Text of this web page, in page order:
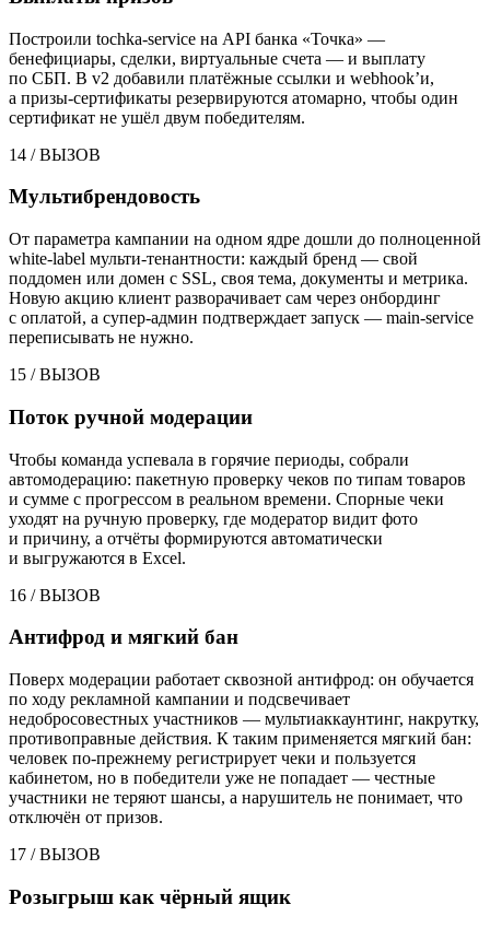
Построили tochka-service на API банка «Точка» —
бенефициары, сделки, виртуальные счета — и выплату
по СБП. В v2 добавили платёжные ссылки и webhook’и,
а призы-сертификаты резервируются атомарно, чтобы один
сертификат не ушёл двум победителям.
14 /ВЫЗОВ
Мультибрендовость
От параметра кампании на одном ядре дошли до полноценной
white-label мульти-тенантности: каждый бренд — свой
поддомен или домен с SSL, своя тема, документы и метрика.
Новую акцию клиент разворачивает сам через онбординг
с оплатой, а супер-админ подтверждает запуск — main-service
переписывать не нужно.
15 /ВЫЗОВ
Поток ручной модерации
Чтобы команда успевала в горячие периоды, собрали
автомодерацию: пакетную проверку чеков по типам товаров
и сумме с прогрессом в реальном времени. Спорные чеки
уходят на ручную проверку, где модератор видит фото
и причину, а отчёты формируются автоматически
и выгружаются в Excel.
16 /ВЫЗОВ
Антифрод и мягкий бан
Поверх модерации работает сквозной антифрод: он обучается
по ходу рекламной кампании и подсвечивает
недобросовестных участников — мультиаккаунтинг, накрутку,
противоправные действия. К таким применяется мягкий бан:
человек по-прежнему регистрирует чеки и пользуется
кабинетом, но в победители уже не попадает — честные
участники не теряют шансы, а нарушитель не понимает, что
отключён от призов.
17 /ВЫЗОВ
Розыгрыш как чёрный ящик